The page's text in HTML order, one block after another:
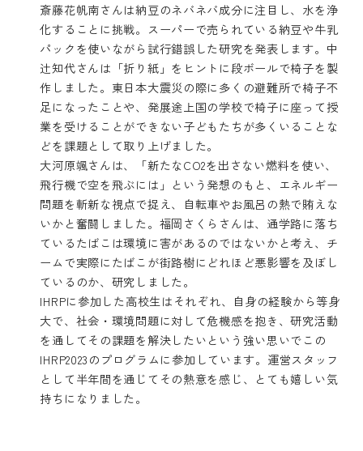
斎藤花帆南さんは納豆のネバネバ成分に注目し、水を浄
化することに挑戦。スーパーで売られている納豆や牛乳
パックを使いながら試行錯誤した研究を発表します。中
辻知代さんは「折り紙」をヒントに段ボールで椅子を製
作しました。東日本大震災の際に多くの避難所で椅子不
足になったことや、発展途上国の学校で椅子に座って授
業を受けることができない子どもたちが多くいることな
どを課題として取り上げました。
大河原颯さんは、「新たなCO2を出さない燃料を使い、
飛行機で空を飛ぶには」という発想のもと、エネルギー
問題を斬新な視点で捉え、自転車やお風呂の熱で賄えな
いかと奮闘しました。福岡さくらさんは、通学路に落ち
ているたばこは環境に害があるのではないかと考え、チ
ームで実際にたばこが街路樹にどれほど悪影響を及ぼし
ているのか、研究しました。
IHRPに参加した高校生はそれぞれ、自身の経験から等身
大で、社会・環境問題に対して危機感を抱き、研究活動
を通してその課題を解決したいという強い思いでこの
IHRP2023のプログラムに参加しています。運営スタッフ
として半年間を通じてその熱意を感じ、とても嬉しい気
持ちになりました。